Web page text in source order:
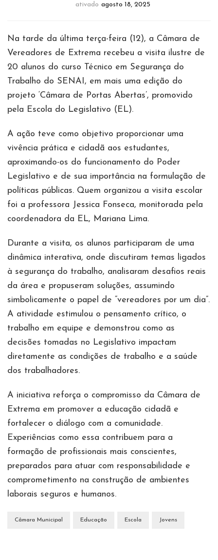
ativado agosto 18, 2025
Na tarde da última terça-feira (12), a Câmara de
Vereadores de Extrema recebeu a visita ilustre de
20 alunos do curso Técnico em Segurança do
Trabalho do SENAI, em mais uma edição do
projeto ‘Câmara de Portas Abertas’, promovido
pela Escola do Legislativo (EL).
A ação teve como objetivo proporcionar uma
vivência prática e cidadã aos estudantes,
aproximando-os do funcionamento do Poder
Legislativo e de sua importância na formulação de
políticas públicas. Quem organizou a visita escolar
foi a professora Jessica Fonseca, monitorada pela
coordenadora da EL, Mariana Lima.
Durante a visita, os alunos participaram de uma
dinâmica interativa, onde discutiram temas ligados
à segurança do trabalho, analisaram desafios reais
da área e propuseram soluções, assumindo
simbolicamente o papel de “vereadores por um dia”.
A atividade estimulou o pensamento crítico, o
trabalho em equipe e demonstrou como as
decisões tomadas no Legislativo impactam
diretamente as condições de trabalho e a saúde
dos trabalhadores.
A iniciativa reforça o compromisso da Câmara de
Extrema em promover a educação cidadã e
fortalecer o diálogo com a comunidade.
Experiências como essa contribuem para a
formação de profissionais mais conscientes,
preparados para atuar com responsabilidade e
comprometimento na construção de ambientes
laborais seguros e humanos.
Câmara Municipal Educação Escola Jovens